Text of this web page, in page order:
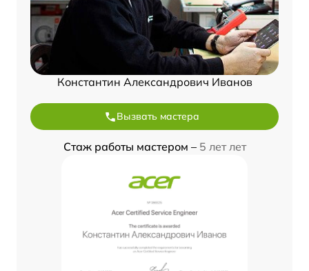
Константин Александрович Иванов
Вызвать мастера
Стаж работы мастером – 5 лет лет